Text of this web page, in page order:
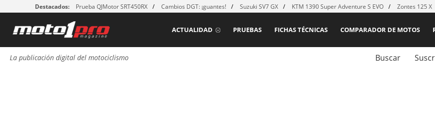
Destacados: Prueba QJMotor SRT450RX Cambios DGT: ¡guantes! Suzuki SV7 GX KTM 1390 Super Adventure S EVO Zontes 125 X
COMPARADOR DE MOTOS
FICHAS TÉCNICAS
PRUEBAS
ACTUALIDAD
La publicación digital del motociclismo Buscar